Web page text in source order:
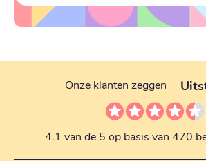
Onze klanten zeggen
4.1 van de 5 op basis van 470